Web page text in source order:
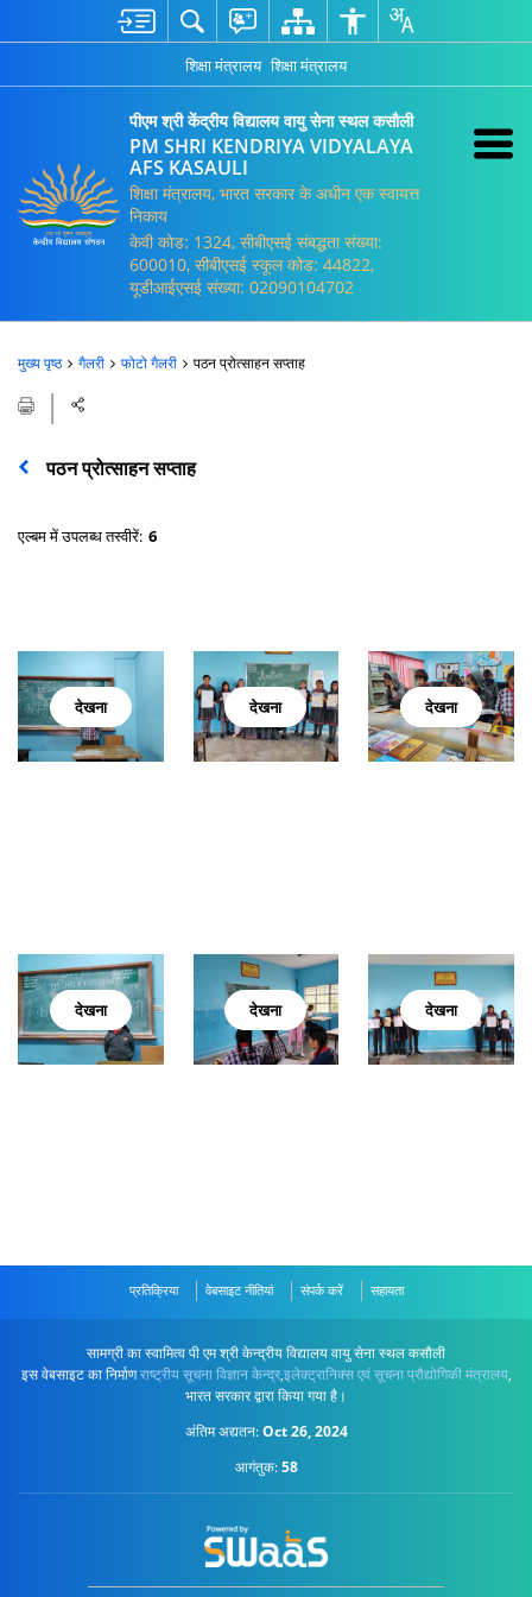
शिक्षा मंत्रालय शिक्षा मंत्रालय
पीएम श्री केंद्रीय विद्यालय वायु सेना स्थल कसौली
PM SHRI KENDRIYA VIDYALAYA
AFS KASAULI
शिक्षा मंत्रालय, भारत सरकार के अधीन एक स्वायत्त
निकाय
केवी कोड: 1324, सीबीएसई संबद्धता संख्या:
600010, सीबीएसई स्कूल कोड: 44822,
यूडीआईएसई संख्या: 02090104702
मुख्य पृष्ठ गैलरी फोटो गैलरी पठन प्रोत्साहन सप्ताह
पठन प्रोत्साहन सप्ताह
एल्बम में उपलब्ध तस्वीरें: 6
देखना देखना देखना
देखना देखना देखना
प्रतिक्रिया वेबसाइट नीतियां संपर्क करें सहायता
सामग्री का स्वामित्व पी एम श्री केन्द्रीय विद्यालय वायु सेना स्थल कसौली
इस वेबसाइट का निर्माणराष्ट्रीय सूचना विज्ञान केन्द्र,इलेक्ट्रानिक्स एवं सूचना प्रौद्योगिकी मंत्रालय,
भारत सरकार द्वारा किया गया है।
अंतिम अद्यतन:Oct 26, 2024
आगंतुक:58